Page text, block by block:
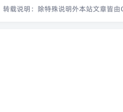
转载说明： 除特殊说明外本站文章皆由